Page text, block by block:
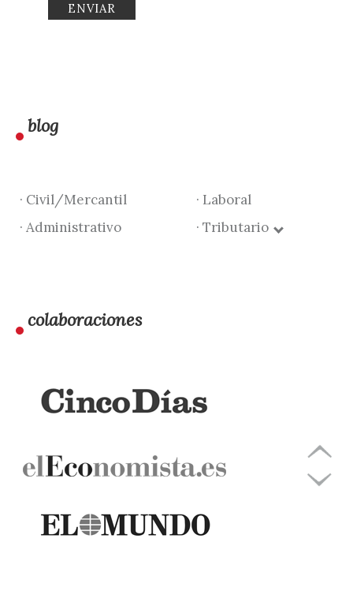
blog
· Civil/Mercantil
· Laboral
· Administrativo
· Tributario
colaboraciones